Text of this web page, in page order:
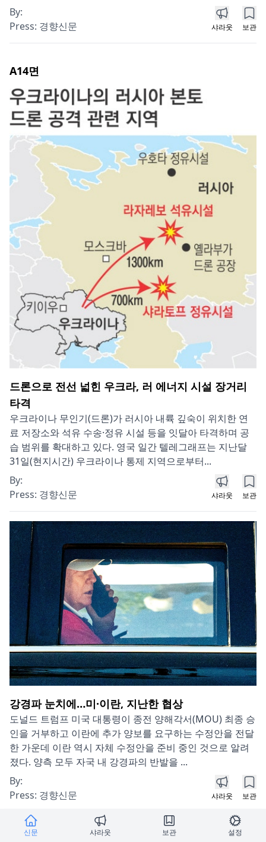
By:
Press: 경향신문 샤라웃 보관
A14면
드론으로 전선 넓힌 우크라, 러 에너지 시설 장거리
타격
우크라이나 무인기(드론)가 러시아 내륙 깊숙이 위치한 연
료 저장소와 석유 수송·정유 시설 등을 잇달아 타격하며 공
습 범위를 확대하고 있다. 영국 일간 텔레그래프는 지난달
31일(현지시간) 우크라이나 통제 지역으로부터...
By:
Press: 경향신문 샤라웃 보관
강경파 눈치에…미·이란, 지난한 협상
도널드 트럼프 미국 대통령이 종전 양해각서(MOU) 최종 승
인을 거부하고 이란에 추가 양보를 요구하는 수정안을 전달
한 가운데 이란 역시 자체 수정안을 준비 중인 것으로 알려
졌다. 양측 모두 자국 내 강경파의 반발을 ...
By:
Press: 경향신문 샤라웃 보관
신문 샤라웃 보관 설정